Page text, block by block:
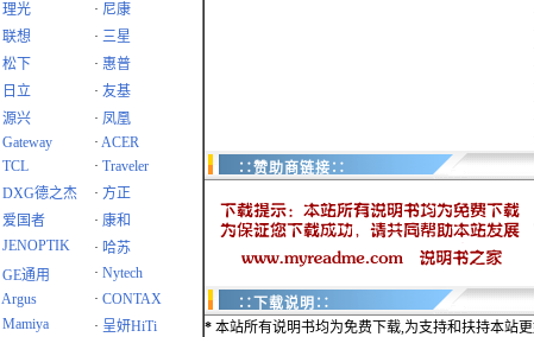
理光 · 尼康
联想 · 三星
松下 · 惠普
日立 · 友基
源兴 · 凤凰
Gateway · ACER
TCL · Traveler
DXG德之杰 · 方正
爱国者 · 康和
JENOPTIK · 哈苏
GE通用 · Nytech
Argus · CONTAX
Mamiya · 呈妍HiTi
∷赞助商链接∷
∷下载说明∷
* 本站所有说明书均为免费下载,为支持和扶持本站